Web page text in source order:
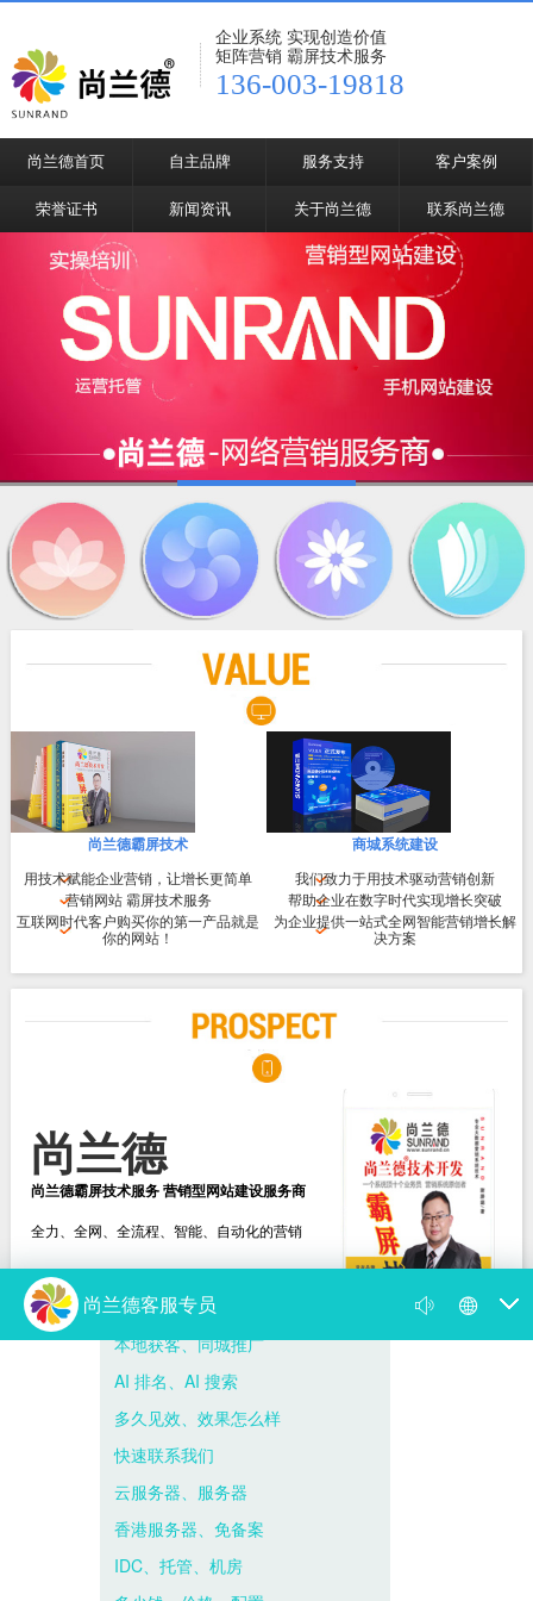
企业系统 实现创造价值
矩阵营销 霸屏技术服务
136-003-19818
尚兰德首页 自主品牌 服务支持 客户案例
荣誉证书 新闻资讯 关于尚兰德 联系尚兰德
尚兰德霸屏技术
用技术赋能企业营销，让增长更简单
营销网站 霸屏技术服务
互联网时代客户购买你的第一产品就是
你的网站！
商城系统建设
我们致力于用技术驱动营销创新
帮助企业在数字时代实现增长突破
为企业提供一站式全网智能营销增长解
决方案
尚兰德
尚兰德霸屏技术服务 营销型网站建设服务商
全力、全网、全流程、智能、自动化的营销
选择尚兰德
打造营销型网站建设服务商
你的网络营销为何出了问题 病根在思想上
尚兰德霸屏技术服务 营销型网站建设服务商
霸屏是什么意思，百度霸屏推广的方法与...
尚兰德带你揭开 “霸占屏幕” 的神秘面纱